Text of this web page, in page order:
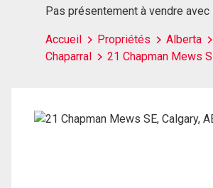
Pas présentement à vendre avec
Accueil Propriétés Alberta
Chaparral
21 Chapman Mews